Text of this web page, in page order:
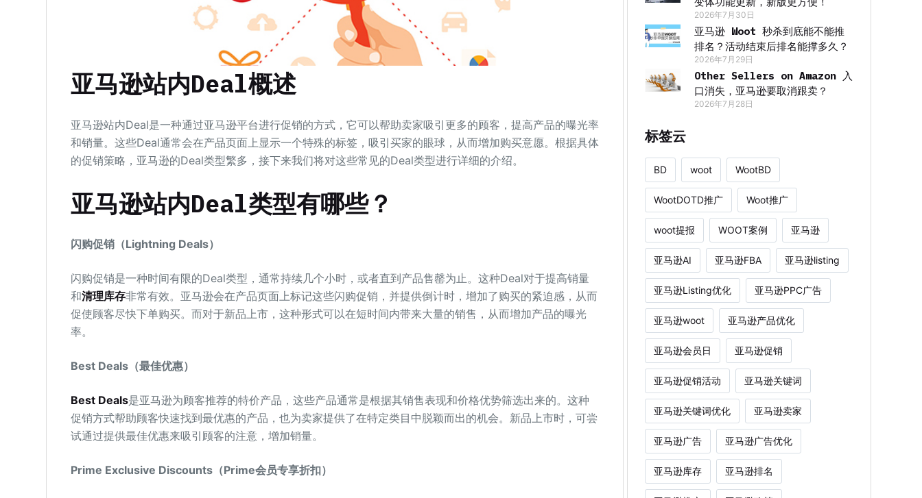
亚马逊站内Deal概述
亚马逊站内Deal是一种通过亚马逊平台进行促销的方式，它可以帮助卖家吸引更多的顾客，提高产品的曝光率
和销量。这些Deal通常会在产品页面上显示一个特殊的标签，吸引买家的眼球，从而增加购买意愿。根据具体
的促销策略，亚马逊的Deal类型繁多，接下来我们将对这些常见的Deal类型进行详细的介绍。
亚马逊站内Deal类型有哪些？
闪购促销（Lightning Deals）
闪购促销是一种时间有限的Deal类型，通常持续几个小时，或者直到产品售罄为止。这种Deal对于提高销量
和清理库存非常有效。亚马逊会在产品页面上标记这些闪购促销，并提供倒计时，增加了购买的紧迫感，从而
促使顾客尽快下单购买。而对于新品上市，这种形式可以在短时间内带来大量的销售，从而增加产品的曝光
率。
Best Deals（最佳优惠）
Best Deals是亚马逊为顾客推荐的特价产品，这些产品通常是根据其销售表现和价格优势筛选出来的。这种
促销方式帮助顾客快速找到最优惠的产品，也为卖家提供了在特定类目中脱颖而出的机会。新品上市时，可尝
试通过提供最佳优惠来吸引顾客的注意，增加销量。
Prime Exclusive Discounts（Prime会员专享折扣）
2026年7月30日
亚马逊 Woot 秒杀到底能不能推
排名？活动结束后排名能撑多久？
2026年7月29日
Other Sellers on Amazon 入
口消失，亚马逊要取消跟卖？
2026年7月28日
标签云
BD woot WootBD
WootDOTD推广 Woot推广
woot提报 WOOT案例 亚马逊
亚马逊AI 亚马逊FBA 亚马逊listing
亚马逊Listing优化 亚马逊PPC广告
亚马逊woot 亚马逊产品优化
亚马逊会员日 亚马逊促销
亚马逊促销活动 亚马逊关键词
亚马逊关键词优化 亚马逊卖家
亚马逊广告 亚马逊广告优化
亚马逊库存 亚马逊排名